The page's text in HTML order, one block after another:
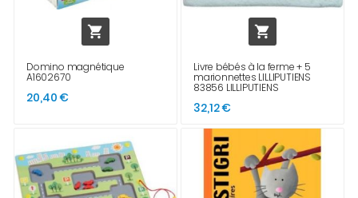

Domino magnétique
A1602670
20,40 €

Livre bébés à la ferme + 5
marionnettes LILLIPUTIENS
83856 LILLIPUTIENS
32,12 €